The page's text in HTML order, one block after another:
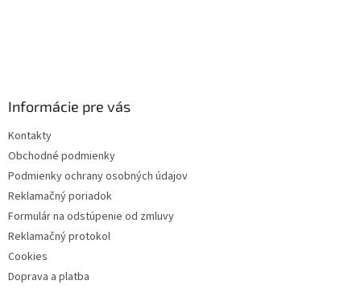
Informácie pre vás
Kontakty
Obchodné podmienky
Podmienky ochrany osobných údajov
Reklamačný poriadok
Formulár na odstúpenie od zmluvy
Reklamačný protokol
Cookies
Doprava a platba